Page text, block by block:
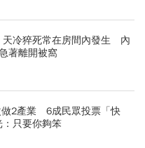
天冷猝死常在房間內發生 內
著離開被窩
做2產業 6成民眾投票「快
只要你夠笨